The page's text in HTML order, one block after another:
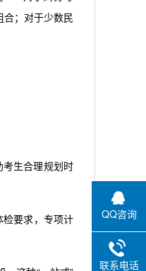
；对于少数民
生合理规划时
检要求，专项计
QQ咨询
联系电话